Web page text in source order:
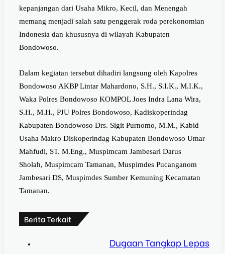
kepanjangan dari Usaha Mikro, Kecil, dan Menengah
memang menjadi salah satu penggerak roda perekonomian
Indonesia dan khususnya di wilayah Kabupaten
Bondowoso.
Dalam kegiatan tersebut dihadiri langsung oleh Kapolres
Bondowoso AKBP Lintar Mahardono, S.H., S.I.K., M.I.K.,
Waka Polres Bondowoso KOMPOL Joes Indra Lana Wira,
S.H., M.H., PJU Polres Bondowoso, Kadiskoperindag
Kabupaten Bondowoso Drs. Sigit Purnomo, M.M., Kabid
Usaha Makro Diskoperindag Kabupaten Bondowoso Umar
Mahfudi, ST. M.Eng., Muspimcam Jambesari Darus
Sholah, Muspimcam Tamanan, Muspimdes Pucanganom
Jambesari DS, Muspimdes Sumber Kemuning Kecamatan
Tamanan.
Berita Terkait
Dugaan Tangkap Lepas